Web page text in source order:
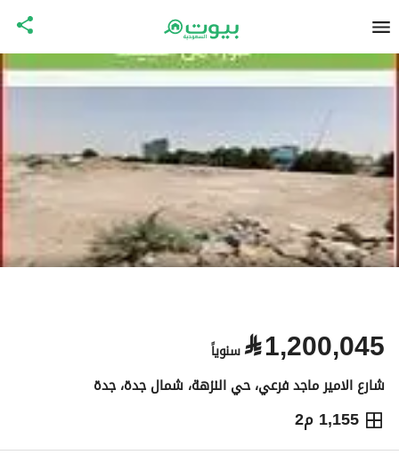
⃁1,200,045 سنوياً
شارع الامير ماجد فرعي، حي النزهة، شمال جدة، جدة
1,155 م2
⃁
1,200,045